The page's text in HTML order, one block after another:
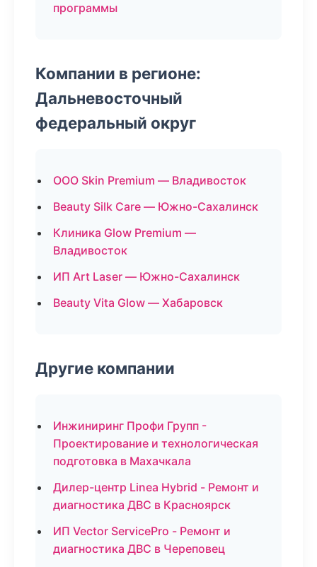
программы
Компании в регионе:
Дальневосточный
федеральный округ
ООО Skin Premium — Владивосток
Beauty Silk Care — Южно-Сахалинск
Клиника Glow Premium —
Владивосток
ИП Art Laser — Южно-Сахалинск
Beauty Vita Glow — Хабаровск
Другие компании
Инжиниринг Профи Групп -
Проектирование и технологическая
подготовка в Махачкала
Дилер-центр Linea Hybrid - Ремонт и
диагностика ДВС в Красноярск
ИП Vector ServicePro - Ремонт и
диагностика ДВС в Череповец